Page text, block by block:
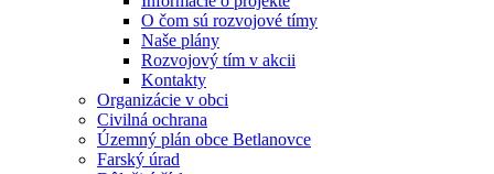
O čom sú rozvojové tímy
Naše plány
Rozvojový tím v akcii
Kontakty
Organizácie v obci
Civilná ochrana
Územný plán obce Betlanovce
Farský úrad